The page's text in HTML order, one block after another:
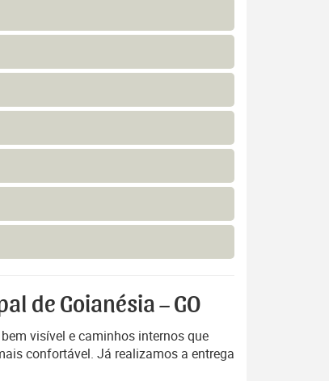
de Goianésia – GO
visível e caminhos internos que
confortável. Já realizamos a entrega